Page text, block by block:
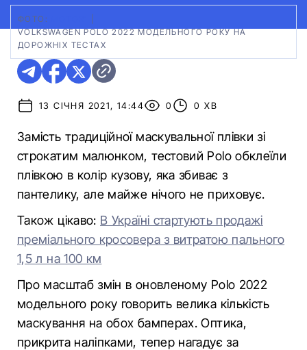
ФОТО:
VOLKSWAGEN POLO 2022 МОДЕЛЬНОГО РОКУ НА
ДОРОЖНІХ ТЕСТАХ
13 СІЧНЯ 2021, 14:44 0 0 ХВ
Замість традиційної маскувальної плівки зі
строкатим малюнком, тестовий Polo обклеїли
плівкою в колір кузову, яка збиває з
пантелику, але майже нічого не приховує.
Також цікаво: В Україні стартують продажі
преміального кросовера з витратою пального
1,5 л на 100 км
Про масштаб змін в оновленому Polo 2022
модельного року говорить велика кількість
маскування на обох бамперах. Оптика,
прикрита наліпками, тепер нагадує за